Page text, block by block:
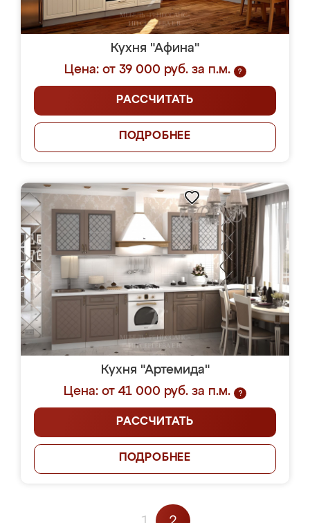
Кухня "Афина"
Цена: от 39 000 руб. за п.м.
?
РАССЧИТАТЬ
ПОДРОБНЕЕ
Кухня "Артемида"
Цена: от 41 000 руб. за п.м.
?
РАССЧИТАТЬ
ПОДРОБНЕЕ